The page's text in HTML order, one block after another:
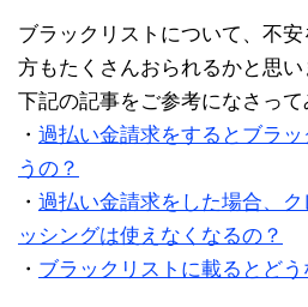
ブラックリストについて、不
方もたくさんおられるかと思い
下記の記事をご参考になさって
・ 過払い金請求をするとブラ
うの？
・ 過払い金請求をした場合、
ッシングは使えなくなるの？
・ ブラックリストに載るとどう